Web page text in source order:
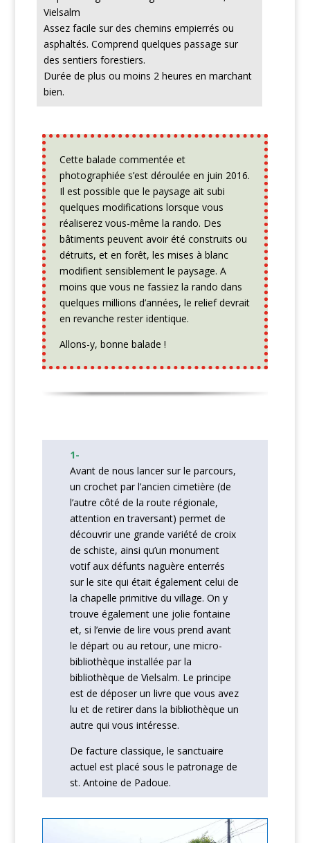
Vielsalm
Assez facile sur des chemins empierrés ou
asphaltés. Comprend quelques passage sur
des sentiers forestiers.
Durée de plus ou moins 2 heures en marchant
bien.
Cette balade commentée et
photographiée s’est déroulée en juin 2016.
Il est possible que le paysage ait subi
quelques modifications lorsque vous
réaliserez vous-même la rando. Des
bâtiments peuvent avoir été construits ou
détruits, et en forêt, les mises à blanc
modifient sensiblement le paysage. A
moins que vous ne fassiez la rando dans
quelques millions d’années, le relief devrait
en revanche rester identique.
Allons-y, bonne balade !
1-
Avant de nous lancer sur le parcours,
un crochet par l’ancien cimetière (de
l’autre côté de la route régionale,
attention en traversant) permet de
découvrir une grande variété de croix
de schiste, ainsi qu’un monument
votif aux défunts naguère enterrés
sur le site qui était également celui de
la chapelle primitive du village. On y
trouve également une jolie fontaine
et, si l’envie de lire vous prend avant
le départ ou au retour, une micro-
bibliothèque installée par la
bibliothèque de Vielsalm. Le principe
est de déposer un livre que vous avez
lu et de retirer dans la bibliothèque un
autre qui vous intéresse.
De facture classique, le sanctuaire
actuel est placé sous le patronage de
st. Antoine de Padoue.